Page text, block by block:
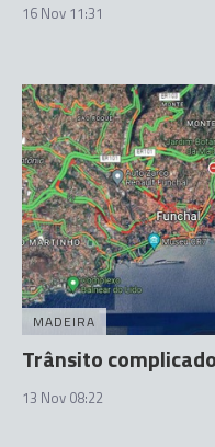
16 Nov 11:31
MADEIRA
Trânsito
13 Nov 08:22